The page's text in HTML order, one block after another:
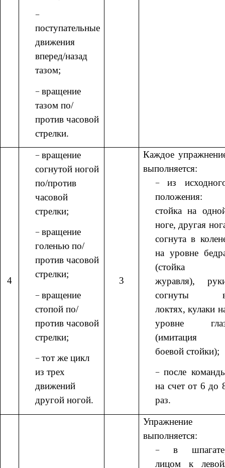
поступательные
движения
вперед/назад
тазом;
вращение
тазом по/
против часовой
стрелки.
4
вращение
согнутой ногой
по/против
часовой
стрелки;
вращение
голенью по/
против часовой
стрелки;
вращение
стопой по/
против часовой
стрелки;
тот же цикл
из трех
движений
другой ногой.
3
Каждое
выполняется:
из
положения:
стойка на
ноге, другая
согнута в
на уровне
(стойка
журавля),
согнуты
локтях, кулаки
уровне
(имитация
боевой стойки);
после
на счет от 6 до
раз.
Упражнение
выполняется:
в
лицом к